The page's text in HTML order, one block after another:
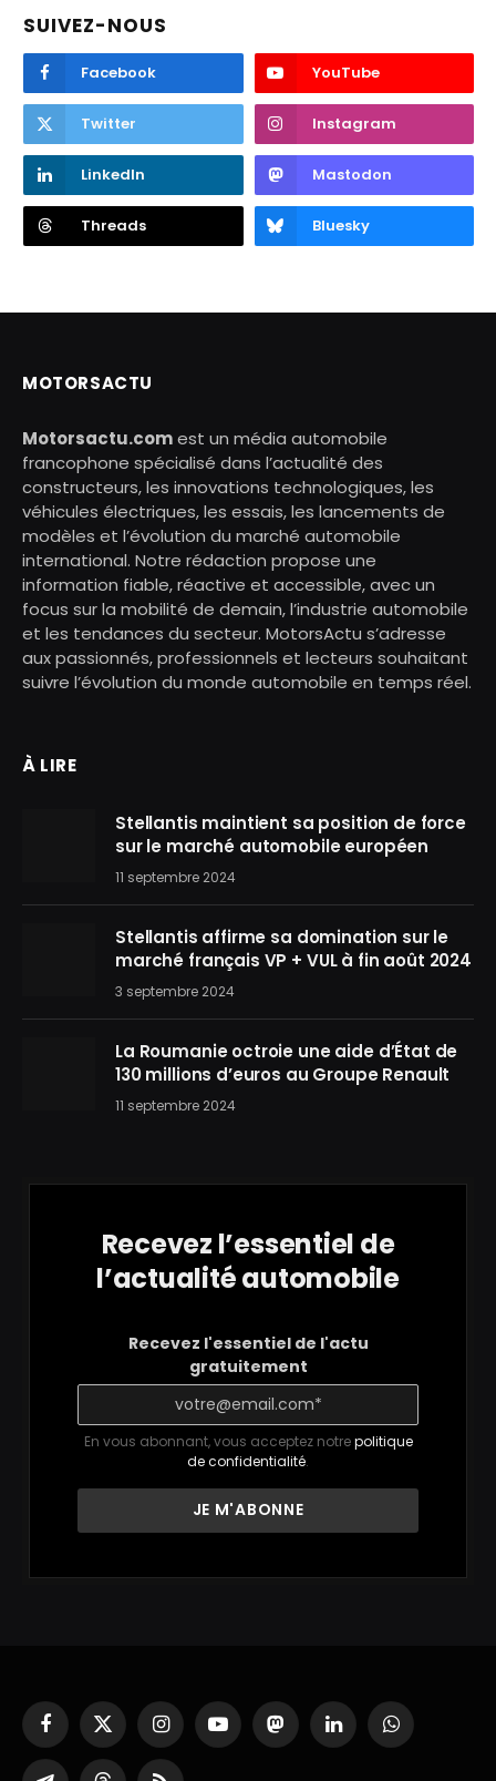
SUIVEZ-NOUS
Facebook YouTube
Twitter Instagram
LinkedIn Mastodon
Threads Bluesky
MOTORSACTU
Motorsactu.comest un média automobile
francophone spécialisé dans l’actualité des
constructeurs, les innovations technologiques, les
véhicules électriques, les essais, les lancements de
modèles et l’évolution du marché automobile
international. Notre rédaction propose une
information fiable, réactive et accessible, avec un
focus sur la mobilité de demain, l’industrie automobile
et les tendances du secteur. MotorsActu s’adresse
aux passionnés, professionnels et lecteurs souhaitant
suivre l’évolution du monde automobile en temps réel.
À LIRE
Stellantis maintient sa position de force
sur le marché automobile européen
11 septembre 2024
Stellantis affirme sa domination sur le
marché français VP + VUL à fin août 2024
3 septembre 2024
La Roumanie octroie une aide d’État de
130 millions d’euros au Groupe Renault
11 septembre 2024
Recevez l’essentiel de
l’actualité automobile
Recevez l'essentiel de l'actu
gratuitement
En vous abonnant, vous acceptez notrepolitique
de confidentialité.
Facebook
X
(Twitter)
InstagramYouTubeMastodonLinkedInWhatsApp